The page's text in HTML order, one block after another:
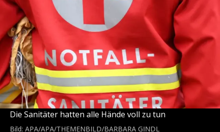
Die Sanitäter hatten alle Hände voll zu tun
Bild: APA/APA/THEMENBILD/BARBARA GINDL